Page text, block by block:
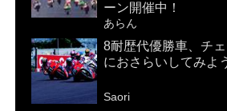
ーン開催中！
あらん
8耐歴代優勝車、チ
におさらいしてみよ
Saori